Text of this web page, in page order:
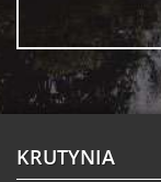
KRUTYNIA